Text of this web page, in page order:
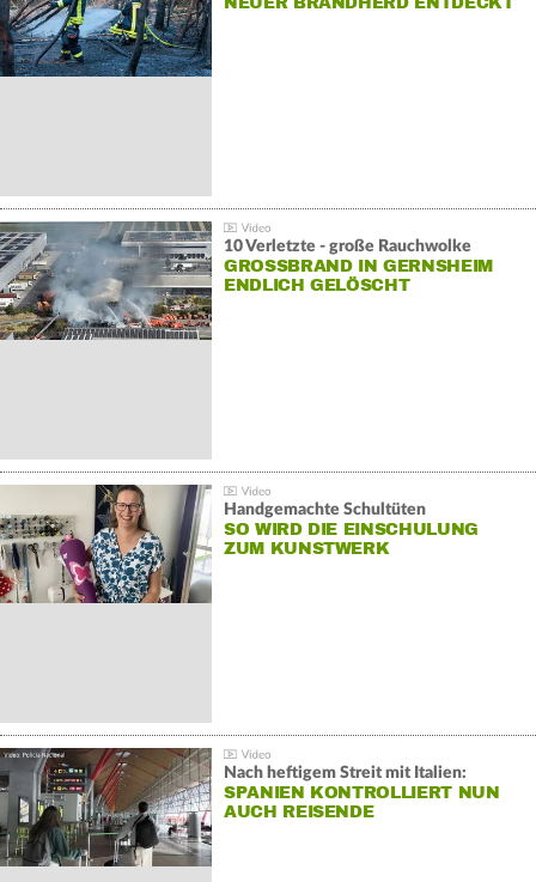
10 Verletzte - große Rauchwolke
GROSSBRAND IN GERNSHEIM E
NDLICH GELÖSCHT
Handgemachte Schultüten
SO WIRD DIE EINSCHULUNG
ZUM KUNSTWERK
Nach heftigem Streit mit Italien:
SPANIEN KONTROLLIERT NUN
AUCH REISENDE